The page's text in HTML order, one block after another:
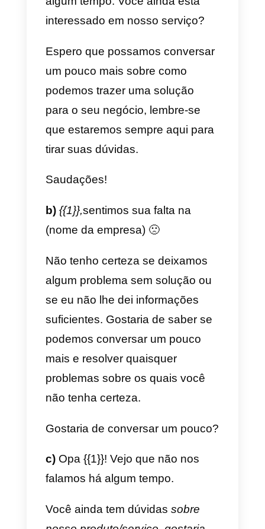
imediatamente.
Um abraço! 🙂
b) Formal e conciso
Bom dia {{1}}, agradecemos seu
contato.
Sabemos que o seu tempo é
muito valioso, por isso queremos
prestar-lhe o melhor e mais
serviço, como podemos ajudá-
Modelos para venda
a) em um pedido.
Olá, estamos escrevendo para
você para sua solicitação {{1}},
informe-nos se pudermos ajudá-
Um abraço!